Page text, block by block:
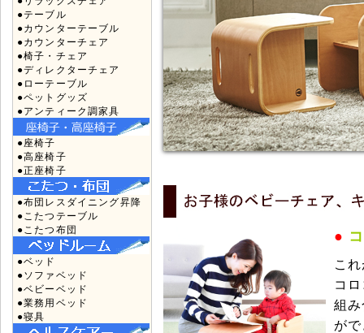
●テーブル
●カウンターテーブル
●カウンターチェア
●椅子・チェア
●ディレクターチェア
●ローテーブル
●ペットグッズ
●アンティーク調家具
●座椅子
●高座椅子
●正座椅子
●布団レスダイニング昇降
●こたつテーブル
●こたつ布団
●ベッド
●ソファベッド
●ベビーベッド
●業務用ベッド
●寝具
●
こ
コ
組
が